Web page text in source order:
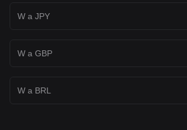
W a JPY
W a GBP
W a BRL